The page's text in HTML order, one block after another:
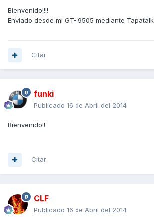
Bienvenido!!!!
Enviado desde mi GT-I9505 mediante Tapatalk
Citar
funki
Publicado 16 de Abril del 2014
Bienvenido!!
Citar
CLF
Publicado 16 de Abril del 2014